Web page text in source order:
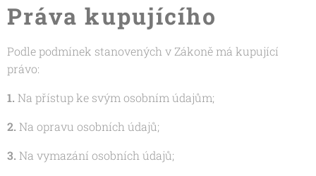
Práva kupujícího
Podle podmínek stanovených v Zákoně má kupující
právo:
1. Na přístup ke svým osobním údajům;
2. Na opravu osobních údajů;
3. Na vymazání osobních údajů;